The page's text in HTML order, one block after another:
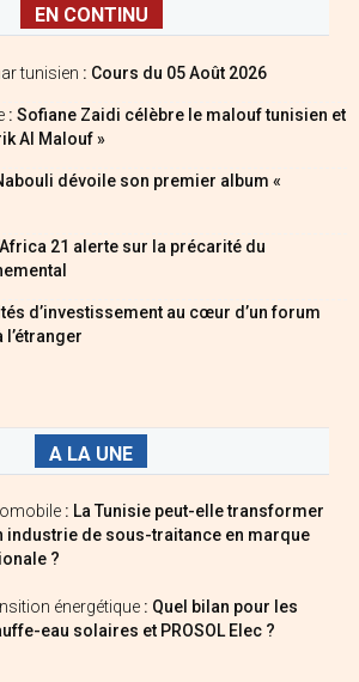
EN CONTINU
tunisien : Cours du 05 Août 2026
: Sofiane Zaidi célèbre le malouf tunisien et
Al Malouf »
dévoile son premier album «
21 alerte sur la précarité du
d’investissement au cœur d’un forum
l’étranger
A LA UNE
: La Tunisie peut-elle transformer
industrie de sous-traitance en marque
?
énergétique : Quel bilan pour les
eau solaires et PROSOL Elec ?